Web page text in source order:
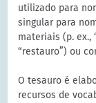
utilizado para
singular para
materiais (p. ex.,
“restauro”) ou
O tesauro é
recursos de